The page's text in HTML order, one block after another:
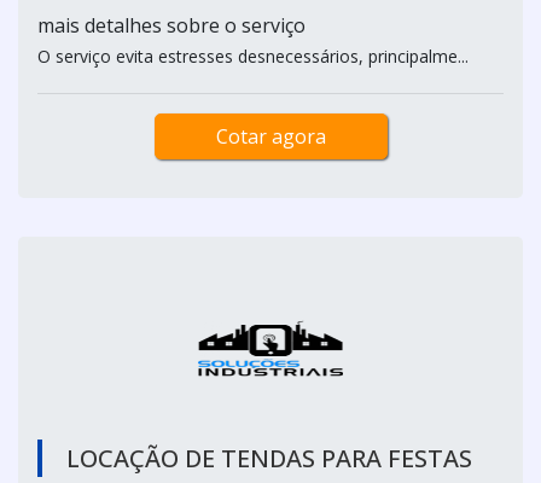
mais detalhes sobre o serviço
O serviço evita estresses desnecessários, principalme...
Cotar agora
LOCAÇÃO DE TENDAS PARA FESTAS